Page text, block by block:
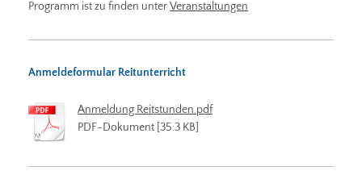
Programm ist zu finden unterVeranstaltungen
Anmeldeformular Reitunterricht
Anmeldung Reitstunden.pdf
PDF-Dokument [35.3 KB]